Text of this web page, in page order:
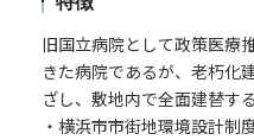
旧国立病院として政策医療
きた病院であるが、老朽化
ざし、敷地内で全面建替す
・横浜市市街地環境設計制